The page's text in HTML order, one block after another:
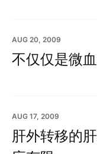
AUG 20, 2009
不仅仅是微
AUG 17, 2009
肝外转移的